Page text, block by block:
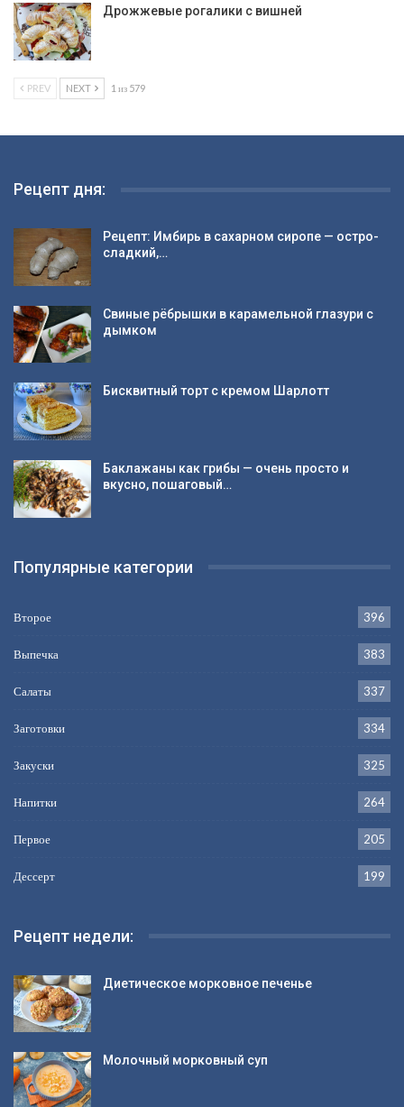
Дрожжевые рогалики с вишней
PREV NEXT 1 из 579
Рецепт дня:
Рецепт: Имбирь в сахарном сиропе — остро-
сладкий,…
Свиные рёбрышки в карамельной глазури с
дымком
Бисквитный торт с кремом Шарлотт
Баклажаны как грибы — очень просто и
вкусно, пошаговый…
Популярные категории
Второе 396
Выпечка 383
Салаты 337
Заготовки 334
Закуски 325
Напитки 264
Первое 205
Дессерт 199
Рецепт недели:
Диетическое морковное печенье
Молочный морковный суп